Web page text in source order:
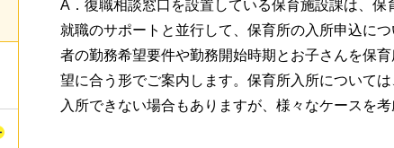
A．復職相談窓口を設置している保育施設課は、保
就職のサポートと並行して、保育所の入所申込に
者の勤務希望要件や勤務開始時期とお子さんを保
望に合う形でご案内します。保育所入所について
入所できない場合もありますが、様々なケースを